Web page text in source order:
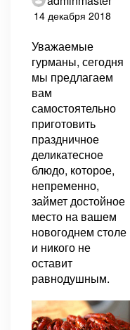
14 декабря 2018
Уважаемые
гурманы, сегодня
мы предлагаем
вам
самостоятельно
приготовить
праздничное
деликатесное
блюдо, которое,
непременно,
займет достойное
место на вашем
новогоднем столе
и никого не
оставит
равнодушным.